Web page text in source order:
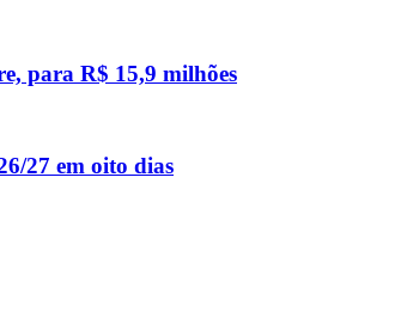
para R$ 15,9 milhões
27 em oito dias